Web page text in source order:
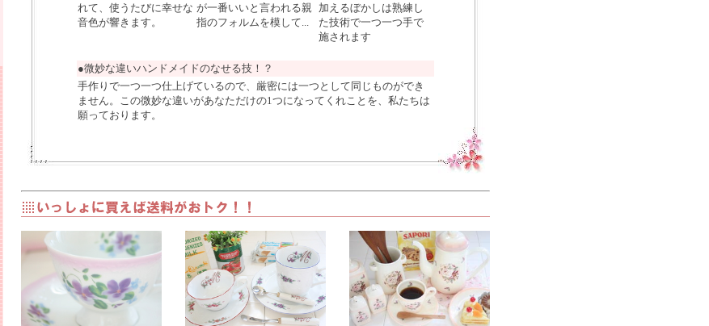
れて、使うたびに幸せな
音色が響きます。
が一番いいと言われる親
指のフォルムを模して...
加えるぼかしは熟練し
た技術で一つ一つ手で
施されます
●微妙な違いハンドメイドのなせる技！？
手作りで一つ一つ仕上げているので、厳密には一つとして同じものができ
ません。この微妙な違いがあなただけの1つになってくれことを、私たちは
願っております。